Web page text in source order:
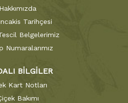
Hakkımızda
Tarihçesi
Belgelerimiz
Numaralarımız
BİLGİLER
Kart Notları
Bakımı